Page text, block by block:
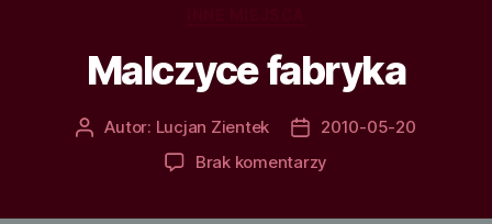
Malczyce fabryka
AutorAutor: Lucjan Zientek
Data2010-05-20
Brak komentarzy